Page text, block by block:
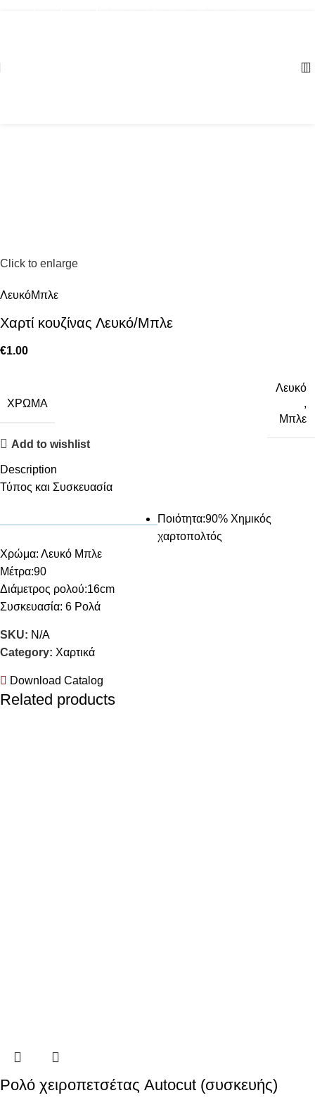
Click to enlarge
ΛευκόΜπλε
Χαρτί κουζίνας Λευκό/Μπλε
€1.00
ΧΡΏΜΑ
Λευκό
,
Μπλε
Add to wishlist
Description
Τύπος και Συσκευασία
Ποιότητα:90% Χημικός
χαρτοπολτός
Χρώμα: Λευκό Μπλε
Μέτρα:90
Διάμετρος ρολού:16cm
Συσκευασία: 6 Ρολά
SKU: N/A
Category: Χαρτικά
Download Catalog
Related products
Ρολό χειροπετσέτας Autocut (συσκευής)